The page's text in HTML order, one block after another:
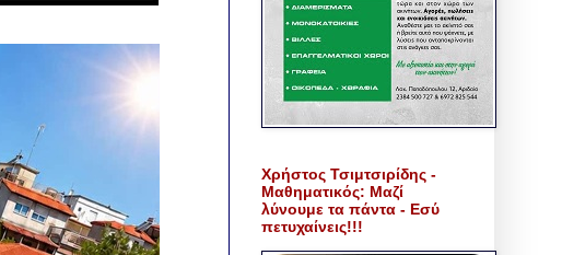
Χρήστος Τσιμτσιρίδης -
Μαθηματικός: Μαζί
λύνουμε τα πάντα - Εσύ
πετυχαίνεις!!!